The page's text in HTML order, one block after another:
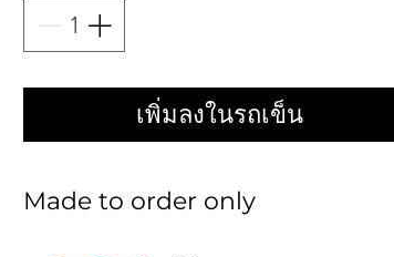
เพิ่มลงในรถเข็น
Made to order only